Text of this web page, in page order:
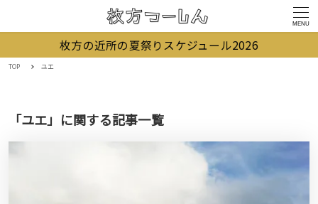
MENU
枚方の近所の夏祭りスケジュール2026
TOP ユエ
「ユエ」に関する記事一覧